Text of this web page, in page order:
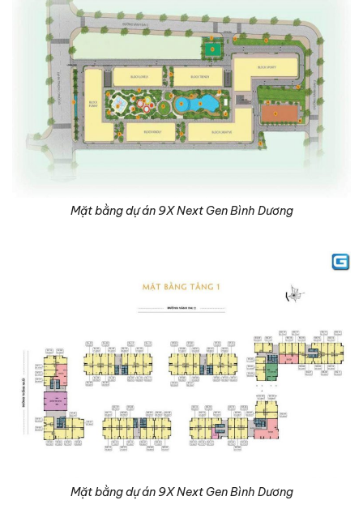
Mặt bằng dự án 9X Next Gen Bình Dương
Mặt bằng dự án 9X Next Gen Bình Dương